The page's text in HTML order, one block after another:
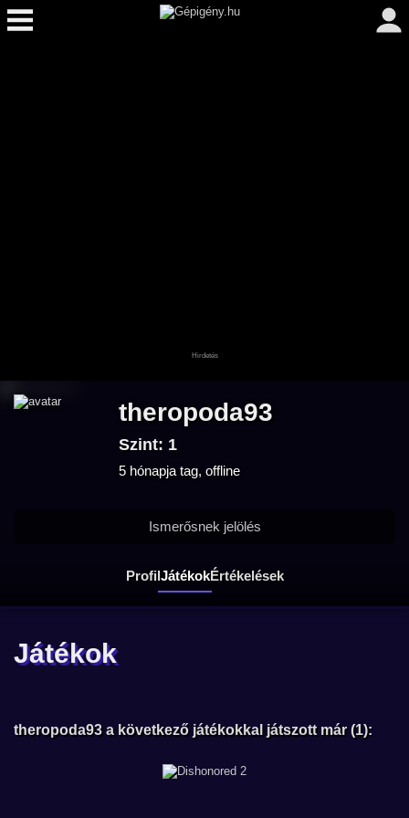
theropoda93
Szint: 1
5 hónapja tag, offline
ProfilJátékokÉrtékelések
Ismerősnek jelölés
Játékok
theropoda93 a következő játékokkal játszott már (1):